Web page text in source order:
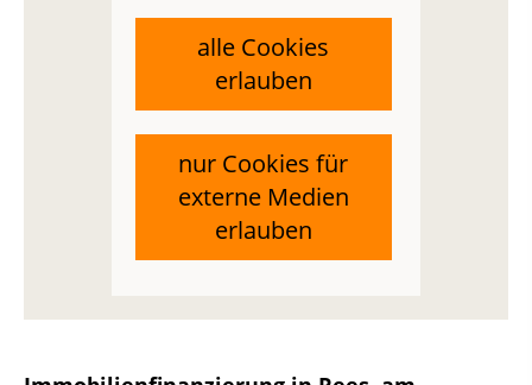
alle Cookies
erlauben
nur Cookies für
externe Medien
erlauben